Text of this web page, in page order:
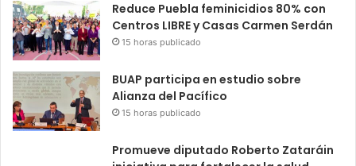
Reduce Puebla feminicidios 80% con
Centros LIBRE y Casas Carmen Serdán
15 horas publicado
BUAP participa en estudio sobre
Alianza del Pacífico
15 horas publicado
Promueve diputado Roberto Zataráin